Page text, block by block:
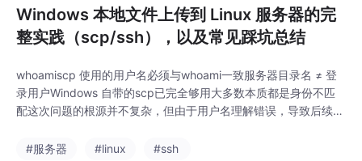
Windows 本地文件上传到 Linux 服务器的完
整实践（scp/ssh），以及常见踩坑总结
whoamiscp 使用的用户名必须与whoami一致服务器目录名 ≠ 登
录用户Windows 自带的scp已完全够用大多数本质都是身份不匹
配这次问题的根源并不复杂，但由于用户名理解错误，导致后续排
ndows → Linux 文件传输深度学习服务器使用ssh / scp 实战场景
#服务器 #linux #ssh